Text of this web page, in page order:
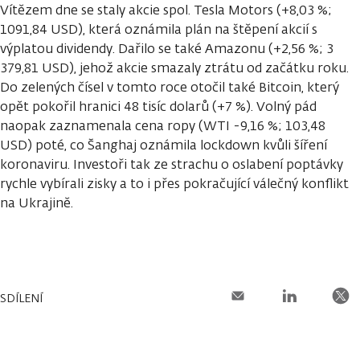
Vítězem dne se staly akcie spol. Tesla Motors (+8,03 %;
1091,84 USD), která oznámila plán na štěpení akcií s
výplatou dividendy. Dařilo se také Amazonu (+2,56 %; 3
379,81 USD), jehož akcie smazaly ztrátu od začátku roku.
Do zelených čísel v tomto roce otočil také Bitcoin, který
opět pokořil hranici 48 tisíc dolarů (+7 %). Volný pád
naopak zaznamenala cena ropy (WTI -9,16 %; 103,48
USD) poté, co Šanghaj oznámila lockdown kvůli šíření
koronaviru. Investoři tak ze strachu o oslabení poptávky
rychle vybírali zisky a to i přes pokračující válečný konflikt
na Ukrajině.
SDÍLENÍ